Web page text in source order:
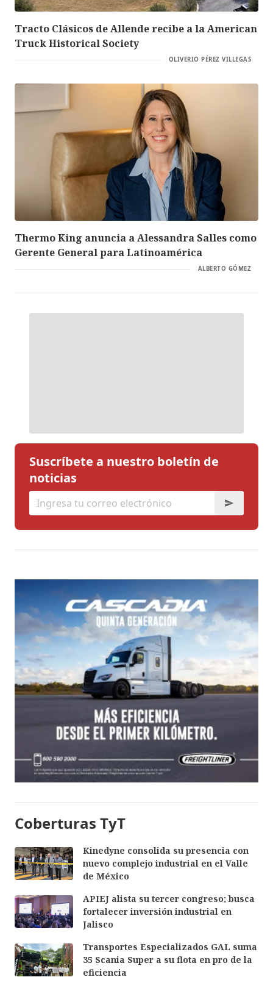
Tracto Clásicos de Allende recibe a la American
Truck Historical Society
OLIVERIO PÉREZ VILLEGAS
Thermo King anuncia a Alessandra Salles como
Gerente General para Latinoamérica
ALBERTO GÓMEZ
Suscríbete a nuestro boletín de
noticias
Coberturas TyT
Kinedyne consolida su presencia con
nuevo complejo industrial en el Valle
de México
APIEJ alista su tercer congreso; busca
fortalecer inversión industrial en
Jalisco
Transportes Especializados GAL suma
35 Scania Super a su flota en pro de la
eficiencia